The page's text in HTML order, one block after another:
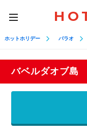
toggle
navigation
ホットホリデー パラオ
バベルダオブ島